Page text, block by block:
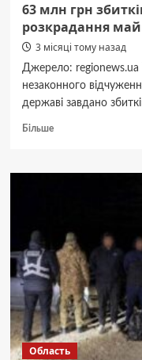
63 млн грн
розкрадання
3 місяці тому назад
Джерело: regionews.ua
незаконного
державі завдано
БільшеДокладніше
млн
Вінниці
викрили
схему
розкрадання
майна
профспілок
Область